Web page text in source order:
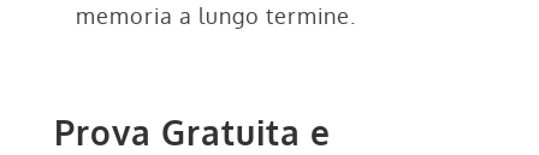
memoria a lungo termine.
Prova Gratuita e